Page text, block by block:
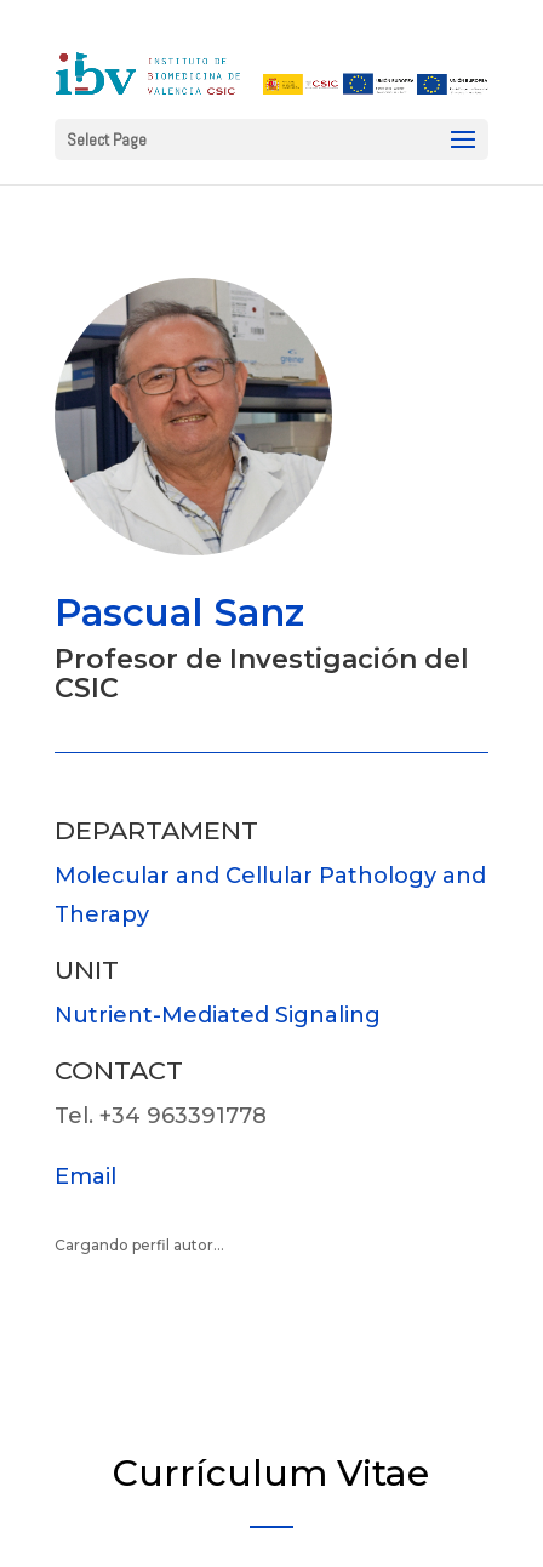
Select Page
Pascual Sanz
Profesor de Investigación del
CSIC
DEPARTAMENT
Molecular and Cellular Pathology and
Therapy
UNIT
Nutrient-Mediated Signaling
CONTACT
Tel. +34 963391778
Email
Cargando perfil autor...
Currículum Vitae